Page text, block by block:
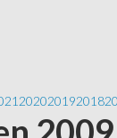
202020192018